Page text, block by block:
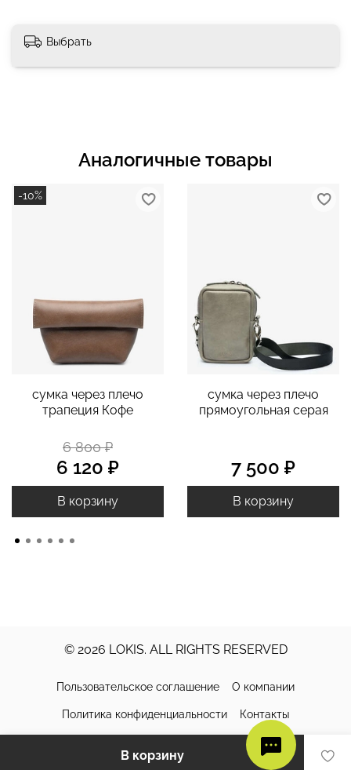
В корзину
Выбрать
Аналогичные товары
-10%
cумка через плечо
трапеция Кофе
6 800 ₽
6 120 ₽
В корзину
cумка через плечо
прямоугольная серая
7 500 ₽
В корзину
© 2026 LOKIS. ALL RIGHTS RESERVED
Пользовательское соглашение О компании
Политика конфиденциальности Контакты
Уход за изделиями